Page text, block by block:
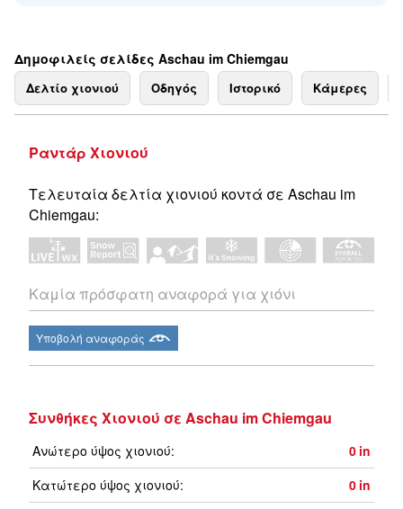
Δημοφιλείς σελίδες Aschau im Chiemgau
Δελτίο χιονιού Οδηγός Ιστορικό Κάμερες
Ραντάρ Χιονιού
Τελευταία δελτία χιονιού κοντά σε Aschau im
Chiemgau:
Καμία πρόσφατη αναφορά για χιόνι
Υποβολή αναφοράς
Συνθήκες Χιονιού σε Aschau im Chiemgau
Ανώτερο ύψος χιονιού: 0 in
Κατώτερο ύψος χιονιού:
0 in